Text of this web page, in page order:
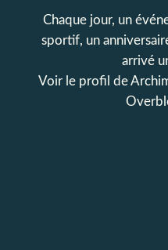
Chaque jour, un
sportif, un
arrivé
Voir le profil de